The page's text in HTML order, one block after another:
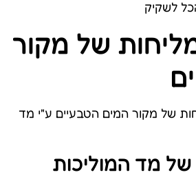
לשקיק
של מקור
של מקור המים הטבעיים ע"י מד
של מד המוליכות